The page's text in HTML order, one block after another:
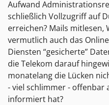
Aufwand
schließlich Vollzugriff auf
erreichen? Mails mitlesen,
vermutlich auch das
Diensten “gesicherte”
die Telekom darauf
monatelang die Lücken
- viel schlimmer - offenbar
informiert hat?